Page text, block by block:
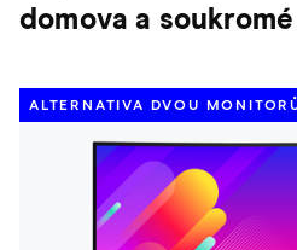
domova a
ALTERNATIVA DVOU